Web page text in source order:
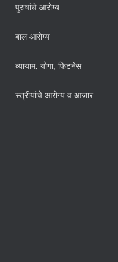
पुरुषांचे आरोग्य
बाल आरोग्य
व्यायाम, योगा, फिटनेस
स्त्रीयांचे आरोग्य व आजार